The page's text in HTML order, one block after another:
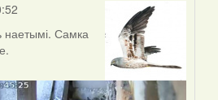
Самка